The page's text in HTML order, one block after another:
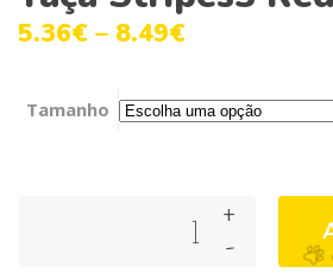
5.36€ – 8.49€
Tamanho
-
+